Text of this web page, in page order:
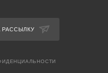
РАССЫЛКУ